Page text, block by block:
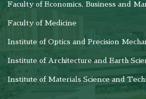
Faculty of Economics, Business and
Faculty of Medicine
Institute of Optics and Precision
Institute of Architecture and Earth
Institute of Materials Science and